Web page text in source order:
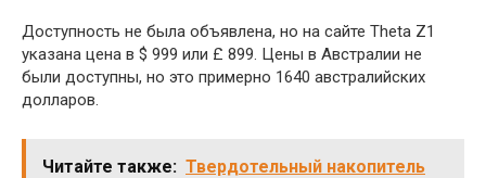
Доступность не была объявлена, но на сайте Theta Z1
указана цена в $ 999 или £ 899. Цены в Австралии не
были доступны, но это примерно 1640 австралийских
долларов.
Читайте также: Твердотельный накопитель